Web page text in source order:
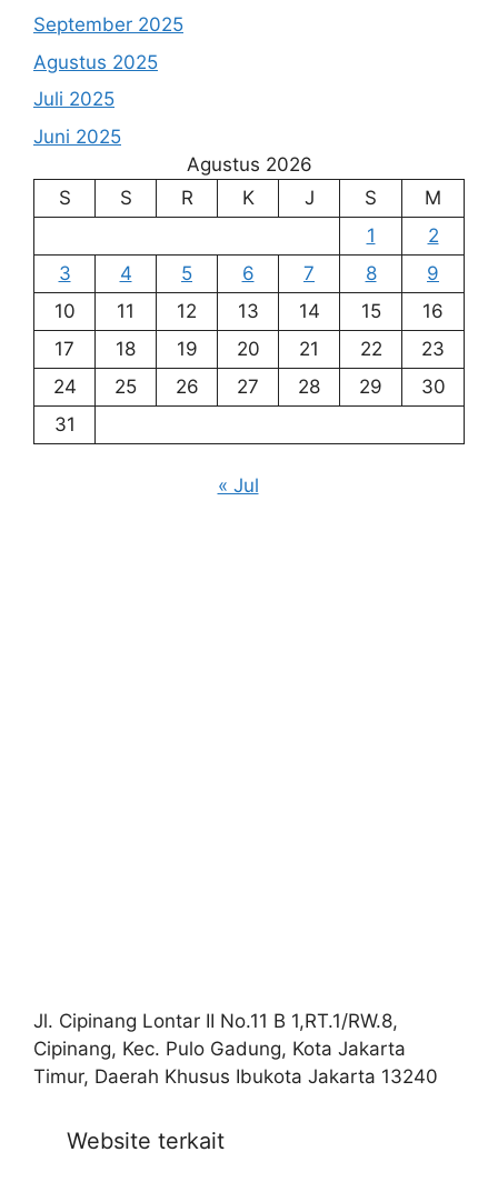
September 2025
Agustus 2025
Juli 2025
Juni 2025
Agustus 2026
S
S R K J S
M
1
2
3
4 5 6 7 8
9
10
11 12 13 14 15
16
17
18 19 20 21 22
23
24
25 26 27 28 29
30
31
« Jul
Jl. Cipinang Lontar II No.11 B 1,RT.1/RW.8,
Cipinang, Kec. Pulo Gadung, Kota Jakarta
Timur, Daerah Khusus Ibukota Jakarta 13240
Website terkait